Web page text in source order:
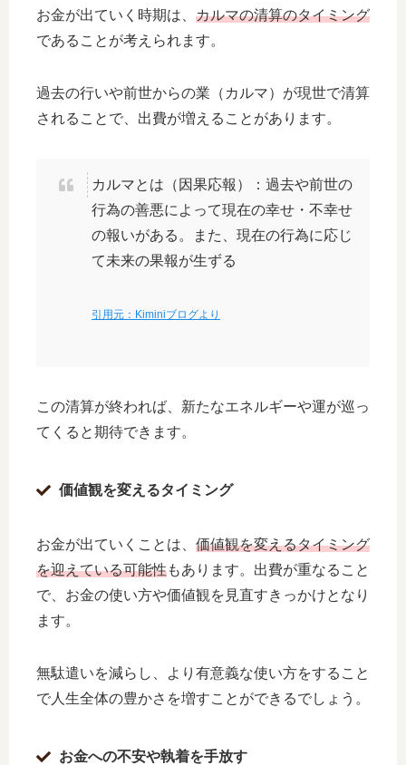
お金が出ていく時期は、 カルマの清算のタイミング
であることが考えられます。
過去の行いや前世からの業（カルマ）が現世で清算
されることで、出費が増えることがあります。
カルマとは（因果応報）：過去や前世の
行為の善悪によって現在の幸せ・不幸せ
の報いがある。また、現在の行為に応じ
て未来の果報が生ずる
引用元：Kiminiブログより
この清算が終われば、新たなエネルギーや運が巡っ
てくると期待できます。
価値観を変えるタイミング
お金が出ていくことは、 価値観を変えるタイミング
を迎えている可能性もあります。出費が重なること
で、お金の使い方や価値観を見直すきっかけとなり
ます。
無駄遣いを減らし、より有意義な使い方をすること
で人生全体の豊かさを増すことができるでしょう。
お金への不安や執着を手放す